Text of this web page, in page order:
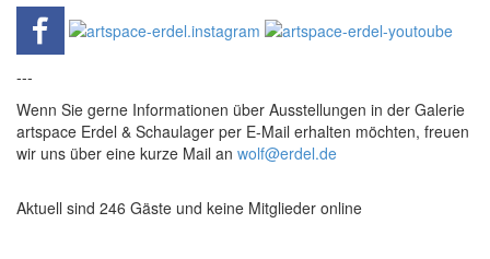
---
Wenn Sie gerne Informationen über Ausstellungen in der Galerie
artspace Erdel & Schaulager per E-Mail erhalten möchten, freuen
wir uns über eine kurze Mail an wolf@erdel.de
Aktuell sind 246 Gäste und keine Mitglieder online